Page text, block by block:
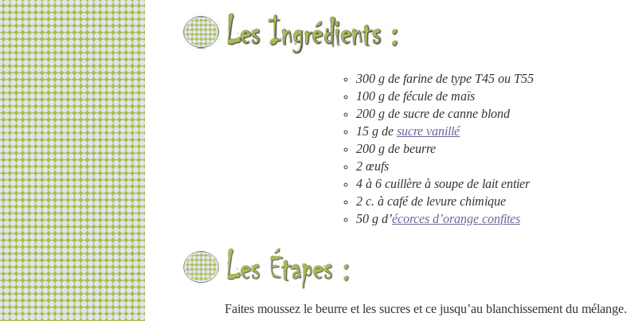
300 g de farine de type T45 ou T55
100 g de fécule de maïs
200 g de sucre de canne blond
15 g de sucre vanillé
200 g de beurre
2 œufs
4 à 6 cuillère à soupe de lait entier
2 c. à café de levure chimique
50 g d’écorces d’orange confites
Faites moussez le beurre et les sucres et ce jusqu’au blanchissement du mélange.